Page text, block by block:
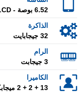
6.52 بوصة - IPS LCD
الذاكرة
32 جيجابايت
الرام
3 جيجابت
الكاميرا
13 + 2 + 2 ميجابكسل